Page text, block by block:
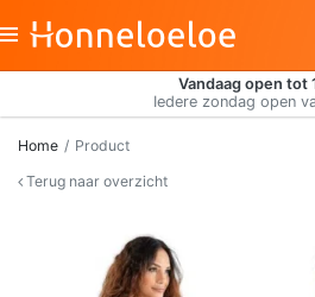
Vandaag open tot
Iedere zondag open
Home
Product
Terug naar overzicht